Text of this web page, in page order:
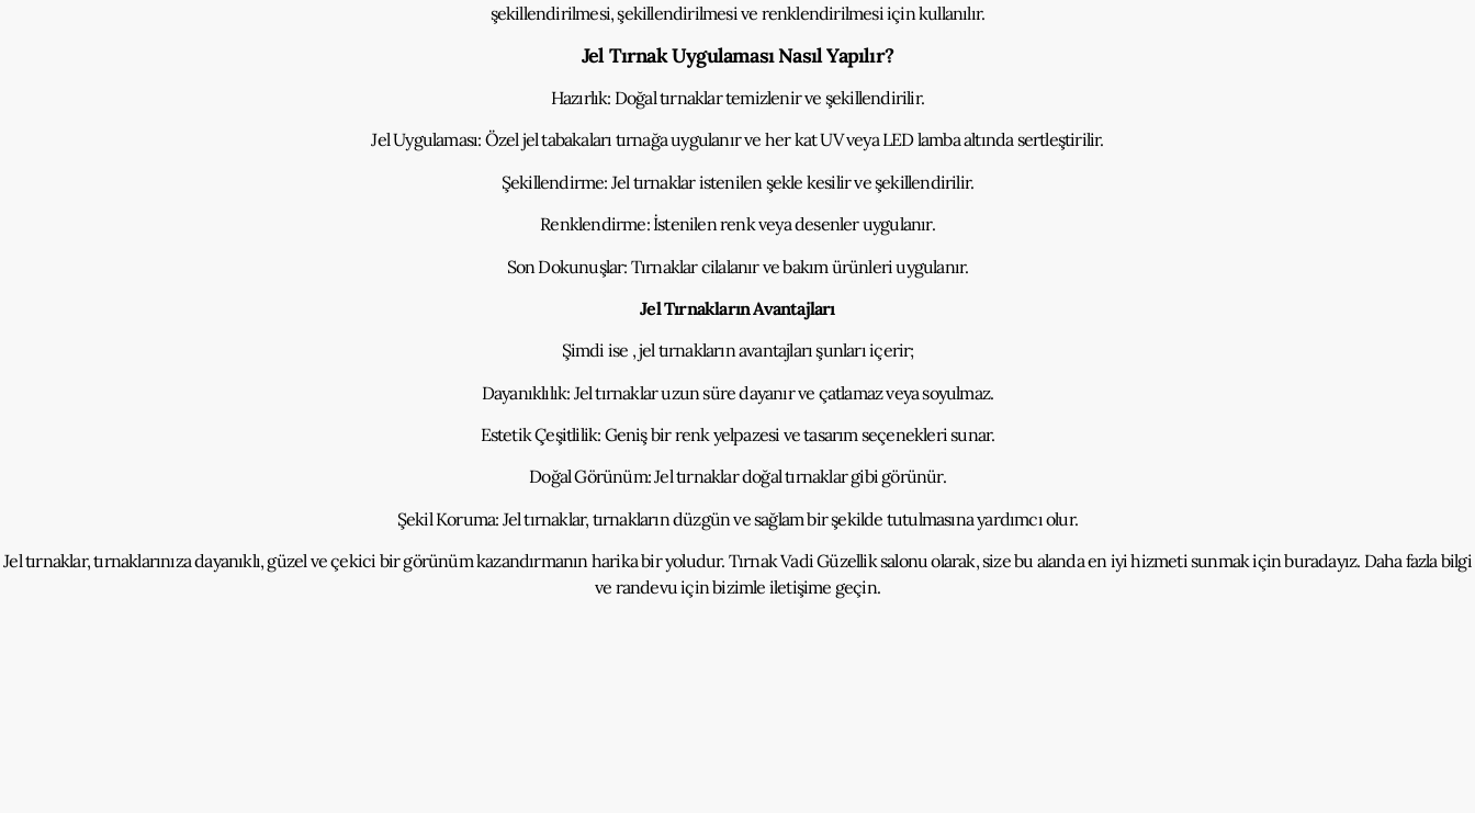
şekillendirilmesi, şekillendirilmesi ve renklendirilmesi için kullanılır.
Jel Tırnak Uygulaması Nasıl Yapılır?
Hazırlık: Doğal tırnaklar temizlenir ve şekillendirilir.
Jel Uygulaması: Özel jel tabakaları tırnağa uygulanır ve her kat UV veya LED lamba altında sertleştirilir.
Şekillendirme: Jel tırnaklar istenilen şekle kesilir ve şekillendirilir.
Renklendirme: İstenilen renk veya desenler uygulanır.
Son Dokunuşlar: Tırnaklar cilalanır ve bakım ürünleri uygulanır.
Jel Tırnakların Avantajları
Şimdi ise , jel tırnakların avantajları şunları içerir;
Dayanıklılık: Jel tırnaklar uzun süre dayanır ve çatlamaz veya soyulmaz.
Estetik Çeşitlilik: Geniş bir renk yelpazesi ve tasarım seçenekleri sunar.
Doğal Görünüm: Jel tırnaklar doğal tırnaklar gibi görünür.
Şekil Koruma: Jel tırnaklar, tırnakların düzgün ve sağlam bir şekilde tutulmasına yardımcı olur.
Jel tırnaklar, tırnaklarınıza dayanıklı, güzel ve çekici bir görünüm kazandırmanın harika bir yoludur. Tırnak Vadi Güzellik salonu olarak, size bu alanda en iyi hizmeti sunmak için buradayız. Daha fazla bilgi
ve randevu için bizimle iletişime geçin.